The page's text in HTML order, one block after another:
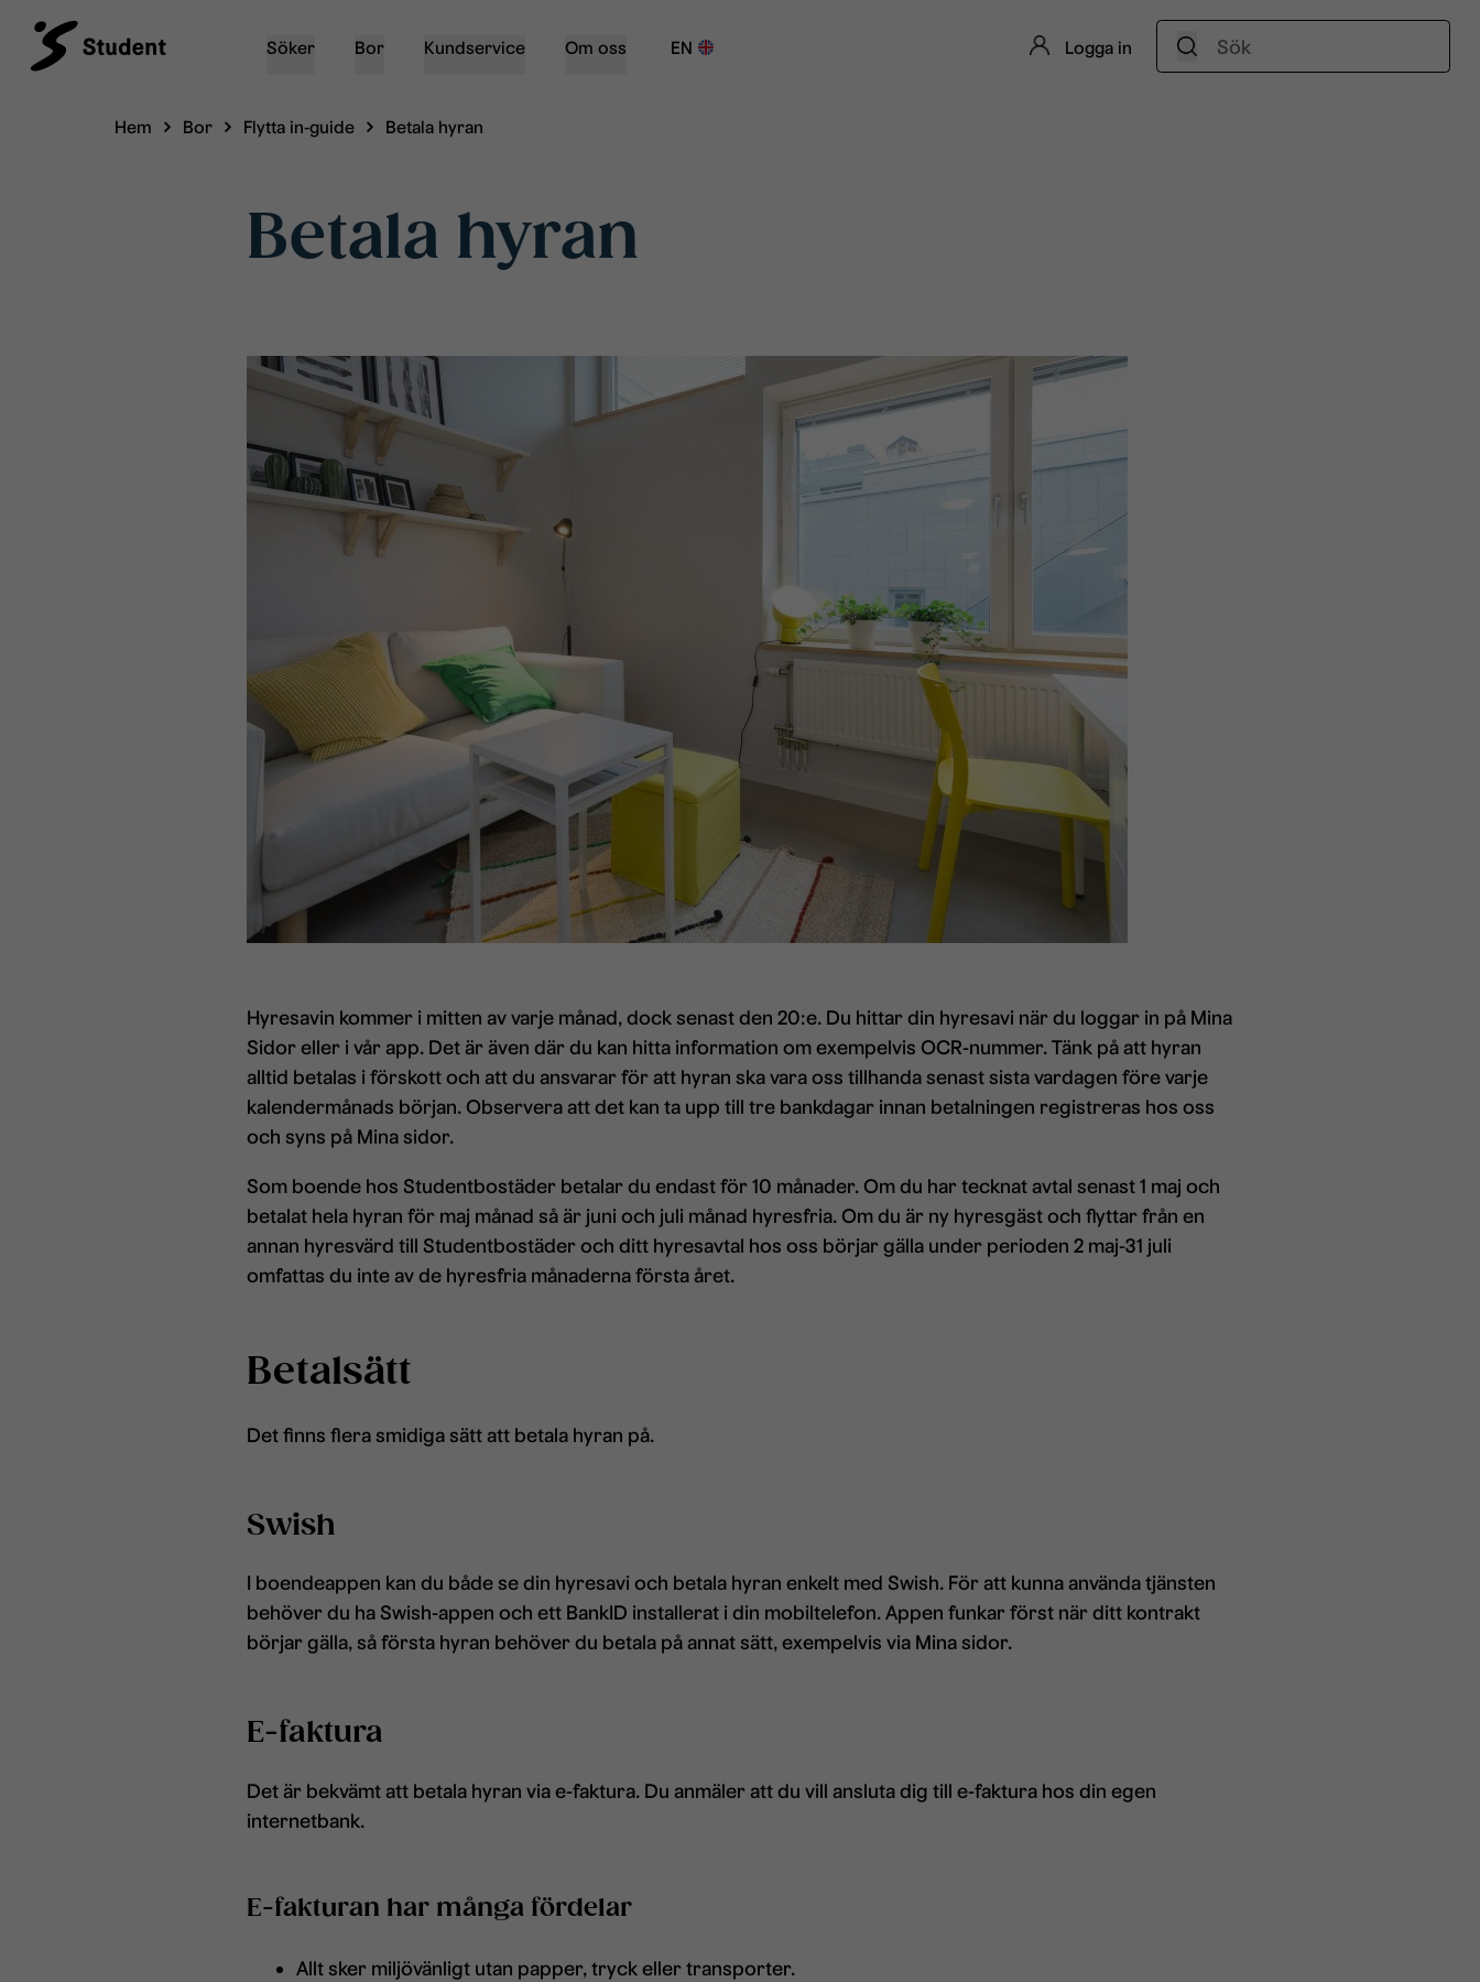
Söker Bor Kundservice Om oss EN Logga in Sök:
Hem Bor Flytta in-guide Betala hyran
Betala hyran
Hyresavin kommer i mitten av varje månad, dock senast den 20:e. Du hittar din hyresavi när du loggar in på Mina
Sidor eller i vår app. Det är även där du kan hitta information om exempelvis OCR-nummer. Tänk på att hyran
alltid betalas i förskott och att du ansvarar för att hyran ska vara oss tillhanda senast sista vardagen före varje
kalendermånads början. Observera att det kan ta upp till tre bankdagar innan betalningen registreras hos oss
och syns på Mina sidor.
Som boende hos Studentbostäder betalar du endast för 10 månader. Om du har tecknat avtal senast 1 maj och
betalat hela hyran för maj månad så är juni och juli månad hyresfria. Om du är ny hyresgäst och flyttar från en
annan hyresvärd till Studentbostäder och ditt hyresavtal hos oss börjar gälla under perioden 2 maj-31 juli
omfattas du inte av de hyresfria månaderna första året.
Betalsätt
Det finns flera smidiga sätt att betala hyran på.
Swish
I boendeappen kan du både se din hyresavi och betala hyran enkelt med Swish. För att kunna använda tjänsten
behöver du ha Swish-appen och ett BankID installerat i din mobiltelefon. Appen funkar först när ditt kontrakt
börjar gälla, så första hyran behöver du betala på annat sätt, exempelvis via Mina sidor.
E-faktura
Det är bekvämt att betala hyran via e-faktura. Du anmäler att du vill ansluta dig till e-faktura hos din egen
internetbank.
E-fakturan har många fördelar
Allt sker miljövänligt utan papper, tryck eller transporter.